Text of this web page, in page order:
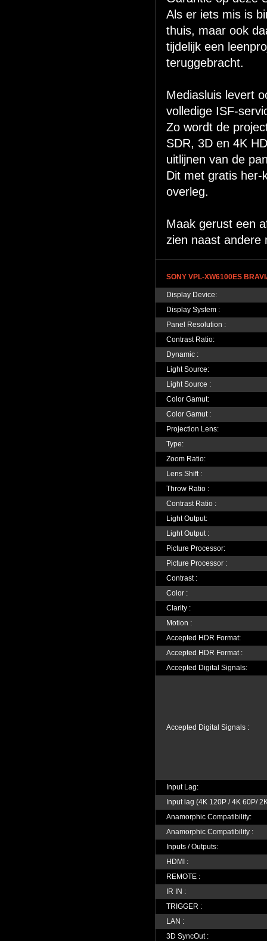
Als er iets mis is
thuis, maar ook
tijdelijk een
teruggebracht.
Mediasluis levert
volledige ISF-
Zo wordt de
SDR, 3D en 4K
uitlijnen van de
Dit met gratis her-
overleg.
Maak gerust een
zien naast andere
SONY VPL-XW6100ES
Display Device:
Display System :
Panel Resolution :
Contrast Ratio:
Dynamic :
Light Source:
Light Source :
Color Gamut:
Color Gamut :
Projection Lens:
Type:
Zoom Ratio:
Lens Shift :
Throw Ratio :
Contrast Ratio :
Light Output:
Light Output :
Picture Processor:
Picture Processor :
Contrast :
Color :
Clarity :
Motion :
Accepted HDR Format:
Accepted HDR Format :
Accepted Digital Signals:
Accepted Digital Signals :
Input Lag:
Input lag (4K 120P / 4K 60P/
Anamorphic Compatibility:
Anamorphic Compatibility :
Inputs / Outputs:
HDMI :
REMOTE :
IR IN :
TRIGGER :
LAN :
3D SyncOut :